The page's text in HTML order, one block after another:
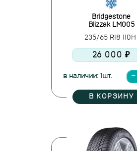
Bridgestone
Blizzak LM005
235/65 R18 110H
26 000 ₽
в наличии: 1шт.
В КОРЗИНУ